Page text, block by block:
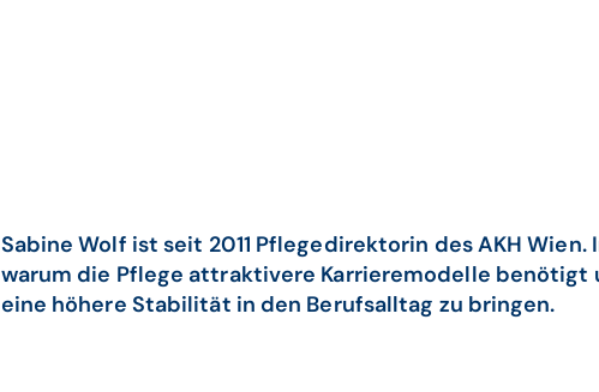
Sabine Wolf ist seit 2011 Pflegedirektorin des AKH
warum die Pflege attraktivere Karrieremodelle benötigt
eine höhere Stabilität in den Berufsalltag zu bringen.